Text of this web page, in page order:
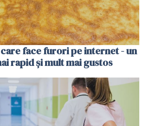
face furori pe internet - un
rapid și mult mai gustos